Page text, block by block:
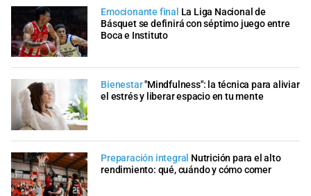
Emocionante final La Liga Nacional de
Básquet se definirá con séptimo juego entre
Boca e Instituto
Bienestar"Mindfulness": la técnica para aliviar
el estrés y liberar espacio en tu mente
Preparación integral Nutrición para el alto
rendimiento: qué, cuándo y cómo comer